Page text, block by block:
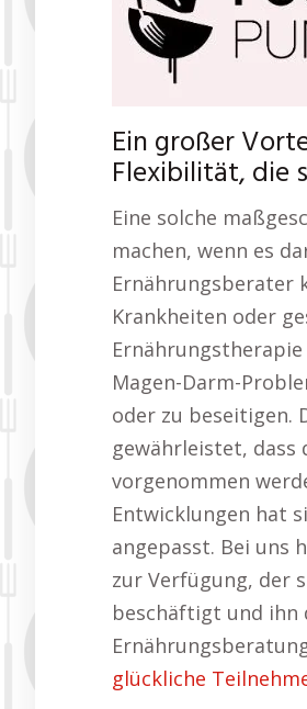
Ein großer
Flexibilität, die
Eine solche
machen, wenn es
Ernährungsberater
Krankheiten oder
Magen-Darm-
oder zu beseitigen.
gewährleistet,
vorgenommen
Entwicklungen hat
angepasst. Bei uns
zur Verfügung, der
beschäftigt und ihn
glückliche